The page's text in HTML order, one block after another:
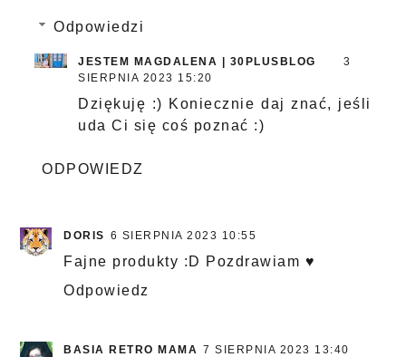
Odpowiedzi
JESTEM MAGDALENA | 30PLUSBLOG
3
SIERPNIA 2023 15:20
Dziękuję :) Koniecznie daj znać, jeśli
uda Ci się coś poznać :)
ODPOWIEDZ
DORIS 6 SIERPNIA 2023 10:55
Fajne produkty :D Pozdrawiam ♥
Odpowiedz
BASIA RETRO MAMA 7 SIERPNIA 2023 13:40